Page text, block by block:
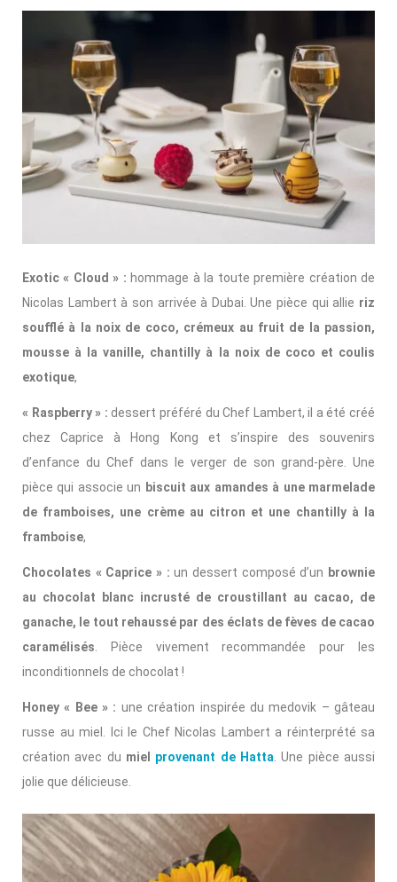
Exotic « Cloud » : hommage à la toute première création de
Nicolas Lambert à son arrivée à Dubai. Une pièce qui allie riz
soufflé à la noix de coco, crémeux au fruit de la passion,
mousse à la vanille, chantilly à la noix de coco et coulis
exotique,
« Raspberry » : dessert préféré du Chef Lambert, il a été créé
chez Caprice à Hong Kong et s’inspire des souvenirs
d’enfance du Chef dans le verger de son grand-père. Une
pièce qui associe un biscuit aux amandes à une marmelade
de framboises, une crème au citron et une chantilly à la
framboise,
Chocolates « Caprice » :un dessert composé d’un brownie
au chocolat blanc incrusté de croustillant au cacao, de
ganache, le tout rehaussé par des éclats de fèves de cacao
caramélisés . Pièce vivement recommandée pour les
inconditionnels de chocolat !
Honey « Bee » : une création inspirée du medovik – gâteau
russe au miel. Ici le Chef Nicolas Lambert a réinterprété sa
création avec du miel provenant de Hatta . Une pièce aussi
jolie que délicieuse.